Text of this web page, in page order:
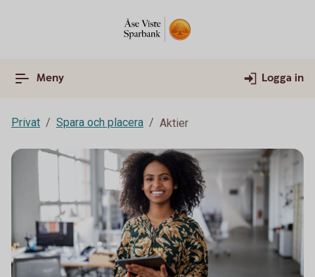
Meny Logga in
Privat Spara och placera Aktier